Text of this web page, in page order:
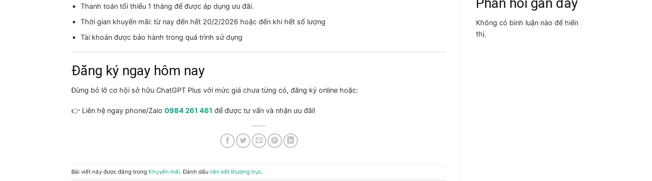
Thanh toán tối thiểu 1 tháng để được áp dụng ưu đãi.
Thời gian khuyến mãi: từ nay đến hết 20/2/2026 hoặc đến khi hết số lượng
Tài khoản được bảo hành trong quá trình sử dụng
Đăng ký ngay hôm nay
Đừng bỏ lỡ cơ hội sở hữu ChatGPT Plus với mức giá chưa từng có, đăng ký online hoặc:
👉 Liên hệ ngay phone/Zalo 0984 261 461 để được tư vấn và nhận ưu đãi!
Bài viết này được đăng trong Khuyến mãi. Đánh dấu liên kết thường trực.
Không có bình luận nào để hiển
thị.